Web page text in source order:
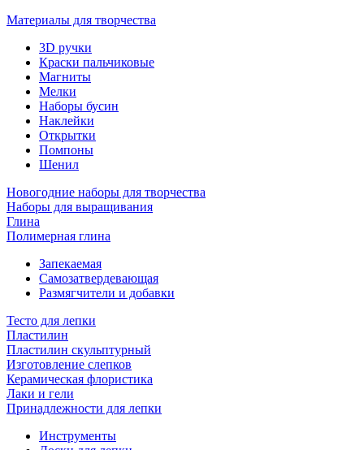
Материалы для творчества
3D ручки
Краски пальчиковые
Магниты
Мелки
Наборы бусин
Наклейки
Открытки
Помпоны
Шенил
Новогодние наборы для творчества
Наборы для выращивания
Глина
Полимерная глина
Запекаемая
Самозатвердевающая
Размягчители и добавки
Тесто для лепки
Пластилин
Пластилин скульптурный
Изготовление слепков
Керамическая флористика
Лаки и гели
Принадлежности для лепки
Инструменты